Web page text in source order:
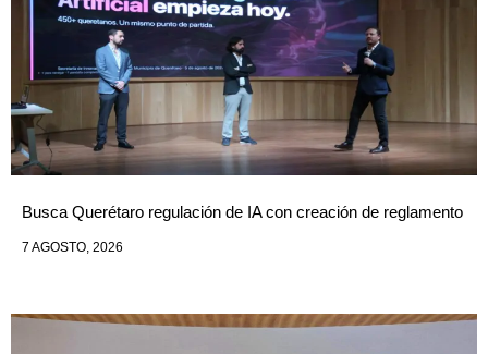
Busca Querétaro regulación de IA con creación de reglamento
7 AGOSTO, 2026